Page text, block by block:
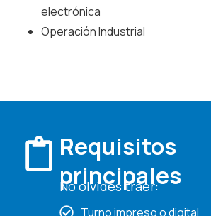
electrónica
Operación Industrial
Requisitos
principales
No olvides traer:
Turno impreso o digital